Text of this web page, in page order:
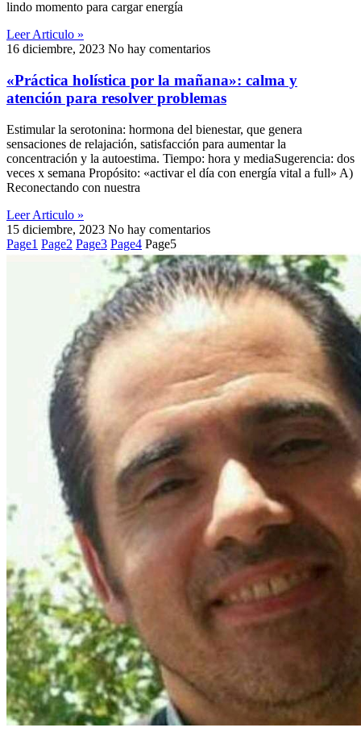
lindo momento para cargar energía
Leer Articulo »
16 diciembre, 2023 No hay comentarios
«Práctica holística por la mañana»: calma y
atención para resolver problemas
Estimular la serotonina: hormona del bienestar, que genera
sensaciones de relajación, satisfacción para aumentar la
concentración y la autoestima. Tiempo: hora y mediaSugerencia: dos
veces x semana Propósito: «activar el día con energía vital a full» A)
Reconectando con nuestra
Leer Articulo »
15 diciembre, 2023 No hay comentarios
Page1 Page2 Page3 Page4 Page5